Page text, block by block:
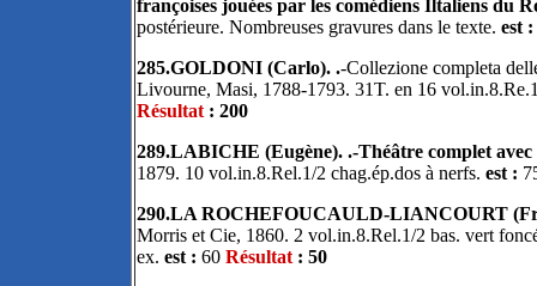
françoises jouées par les comédiens Iltaliens du
postérieure. Nombreuses gravures dans le texte. est :
285.GOLDONI (Carlo). .-Collezione completa
Livourne, Masi, 1788-1793. 31T. en 16
Résultat: 200
289.LABICHE (Eugène). .-Théâtre complet
1879. 10 vol.in.8.Rel.1/2 chag.ép.dos à nerfs. est :
290.LA ROCHEFOUCAULD-LIANCOURT
Morris et Cie, 1860. 2 vol.in.8.Rel.1/2 bas. vert
ex. est : 60 Résultat: 50